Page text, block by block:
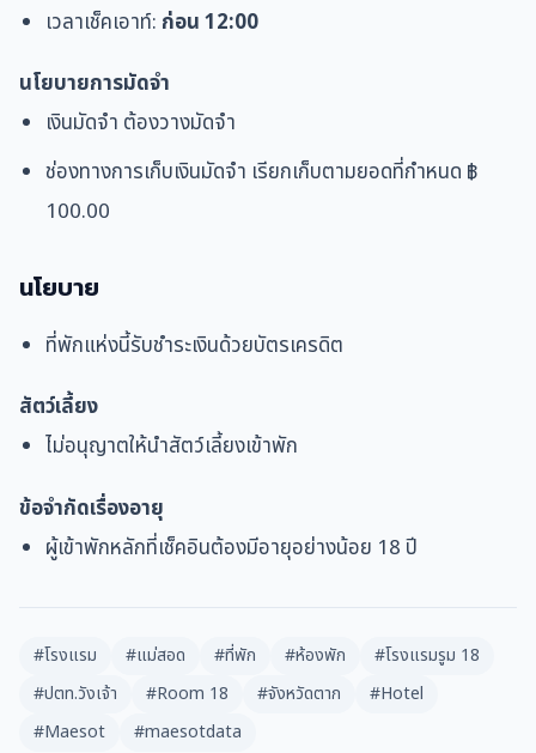
เวลาเช็คเอาท์: ก่อน 12:00
นโยบายการมัดจำ
เงินมัดจำ ต้องวางมัดจำ
ช่องทางการเก็บเงินมัดจำ เรียกเก็บตามยอดที่กำหนด ฿
100.00
นโยบาย
ที่พักแห่งนี้รับชำระเงินด้วยบัตรเครดิต
สัตว์เลี้ยง
ไม่อนุญาตให้นำสัตว์เลี้ยงเข้าพัก
ข้อจำกัดเรื่องอายุ
ผู้เข้าพักหลักที่เช็คอินต้องมีอายุอย่างน้อย 18 ปี
#โรงแรม #แม่สอด #ที่พัก #ห้องพัก
#โรงแรมรูม 18
#ปตท.วังเจ้า
#Room 18 #จังหวัดตาก
#Hotel
#Maesot
#maesotdata